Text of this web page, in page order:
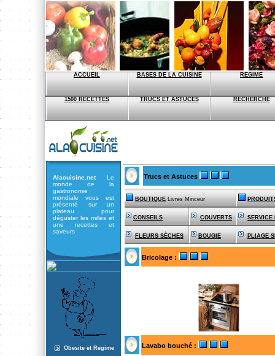
ACCUEIL BASES DE LA CUISINE REGIME
1500 RECETTES TRUCS ET ASTUCES RECHERCHE
Alacuisine.netLe
monde de la
gastronomie
mondiale vous est
présenté sur un
plateau pour
déguster les milles et
une recettes et
saveurs
Obesite et Regime
Trucs et Astuces
BOUTIQUE Livres Minceur
CONSEILS COUVERTS SERVICE
FLEURS SÈCHES BOUGIE PLIAGE
Bricolage :
Lavabo bouché :